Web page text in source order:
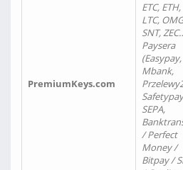
PremiumKeys.com
ETC, ETH,
LTC,
SNT,
Paysera
(Easypay,
Mbank,
SEPA,
/ Perfect
Money /
Bitpay /